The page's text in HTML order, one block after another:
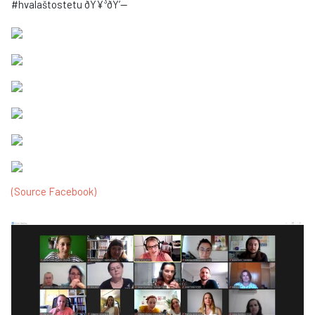
#hvalaštostetu ðŸ¥³ðŸ’—
(Source Facebook)